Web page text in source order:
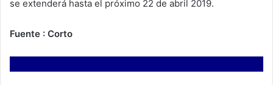
se extenderá hasta el próximo 22 de abril 2019.
Fuente : Corto